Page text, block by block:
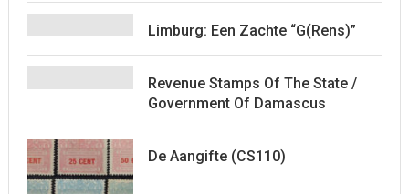
Limburg: Een Zachte “G(rens)”
Revenue Stamps Of The State /
Government Of Damascus
De Aangifte (CS110)